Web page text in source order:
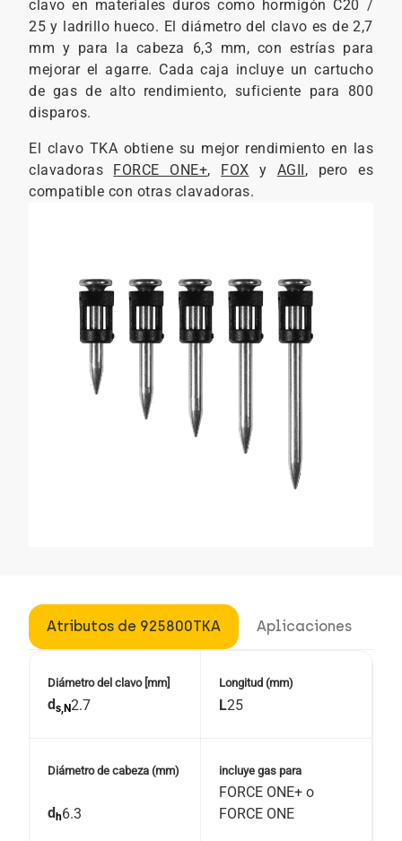
clavo en materiales duros como hormigón C20 /
25 y ladrillo hueco. El diámetro del clavo es de 2,7
mm y para la cabeza 6,3 mm, con estrías para
mejorar el agarre. Cada caja incluye un cartucho
de gas de alto rendimiento, suficiente para 800
disparos.
El clavo TKA obtiene su mejor rendimiento en las
clavadoras FORCE ONE+, FOX y AGII, pero es
compatible con otras clavadoras.
Atributos de 925800TKA Aplicaciones
Diámetro del clavo [mm]
ds,N2.7
Longitud (mm)
L25
Diámetro de cabeza (mm)
dh6.3
incluye gas para
FORCE ONE+ o
FORCE ONE